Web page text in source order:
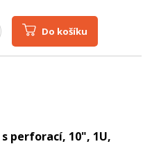
Do košíku
perforací, 10", 1U,